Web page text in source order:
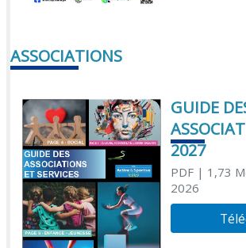
ASSOCIATIONS
GUIDE
2027
PDF| 1,73
2026